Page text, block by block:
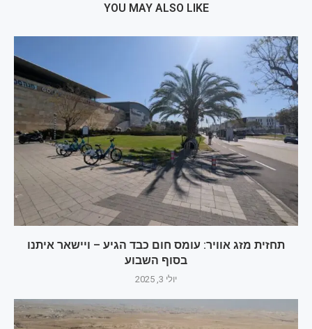
YOU MAY ALSO LIKE
תחזית מזג אוויר: עומס חום כבד הגיע – ויישאר איתנו
בסוף השבוע
יולי 3, 2025